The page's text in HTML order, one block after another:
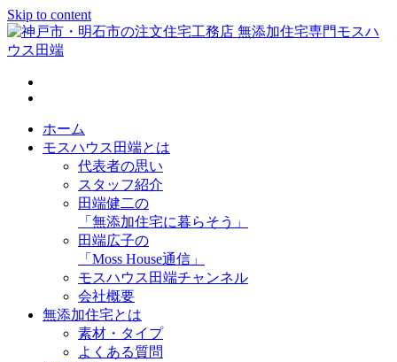
Skip to content
神戸市・明石市の注文住宅工務店 無添加住宅専門モスハウス
田端
ホーム
モスハウス田端とは
代表者の思い
スタッフ紹介
田端健二の
「無添加住宅に暮らそう」
田端広子の
「Moss House通信」
モスハウス田端チャンネル
会社概要
無添加住宅とは
素材・タイプ
よくある質問